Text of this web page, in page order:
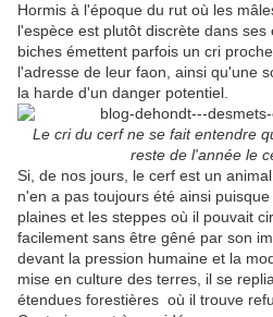
Hormis à l'époque du rut où les
l'espèce est plutôt discrète dans
biches émettent parfois un cri
l'adresse de leur faon, ainsi qu'une
la harde d'un danger potentiel.
Le cri du cerf ne se fait entendre
reste de l'année le
Si, de nos jours, le cerf est un
n'en a pas toujours été ainsi
plaines et les steppes où il pouvait
facilement sans être gêné par son
devant la pression humaine et la
mise en culture des terres, il se
étendues forestières où il trouve